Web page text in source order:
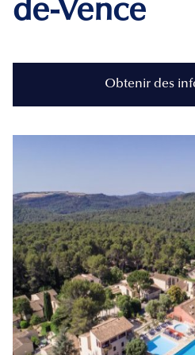
de-Vence
Obtenir des